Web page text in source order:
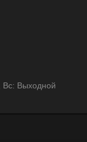
Вс: Выходной